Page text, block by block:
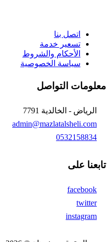
اتصل بنا
تسعير خدمة
الأحكام والشروط
سياسة الخصوصية
معلومات التواصل
الرياض - الخالدية 7791
admin@mazlatalsheli.com
0532158834
تابعنا على
facebook
twitter
instagram